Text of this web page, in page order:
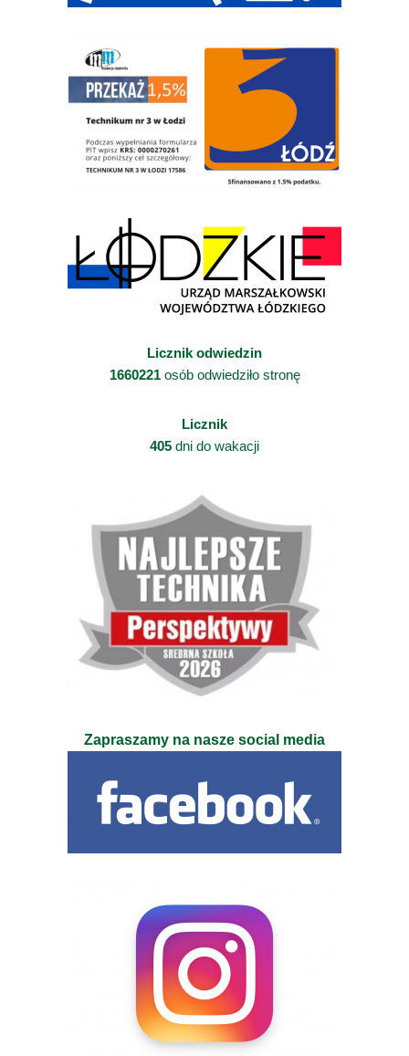
Licznik odwiedzin
1660221osób odwiedziło stronę
Licznik
405 dni do wakacji
Zapraszamy na nasze social media